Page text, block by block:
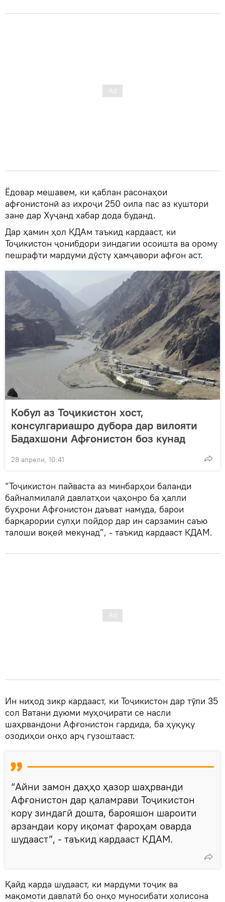
Ёдовар мешавем, ки қаблан расонаҳои
афғонистонӣ аз ихроҷи 250 оила пас аз куштори
зане дар Хуҷанд хабар дода буданд.
Дар ҳамин ҳол КДАм таъкид кардааст, ки
Тоҷикистон ҷонибдори зиндагии осоишта ва орому
пешрафти мардуми дӯсту ҳамҷавори афғон аст.
Кобул аз Тоҷикистон хост,
консулгариашро дубора дар вилояти
Бадахшони Афғонистон боз кунад
28 апрели, 10:41
“Тоҷикистон пайваста аз минбарҳои баланди
байналмилалӣ давлатҳои ҷаҳонро ба ҳалли
буҳрони Афғонистон даъват намуда, барои
барқарории сулҳи пойдор дар ин сарзамин саъю
талоши воқеӣ мекунад”, - таъкид кардааст КДАМ.
Ин ниҳод зикр кардааст, ки Тоҷикистон дар тӯли 35
сол Ватани дуюми муҳоҷирати се насли
шаҳрвандони Афғонистон гардида, ба ҳуқуқу
озодиҳои онҳо арҷ гузоштааст.
“Айни замон даҳҳо ҳазор шаҳрванди
Афғонистон дар қаламрави Тоҷикистон
кору зиндагӣ дошта, барояшон шароити
арзандаи кору иқомат фароҳам оварда
шудааст”, - таъкид кардааст КДАМ.
Қайд карда шудааст, ки мардуми тоҷик ва
мақомоти давлатӣ бо онҳо муносибати холисона